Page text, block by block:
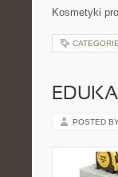
Kosmetyki
POSTED